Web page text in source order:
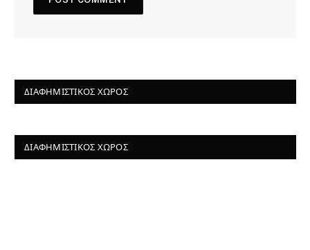
ΔΙΑΦΗΜΙΣΤΙΚΌΣ ΧΏΡΟΣ
ΔΙΑΦΗΜΙΣΤΙΚΌΣ ΧΏΡΟΣ